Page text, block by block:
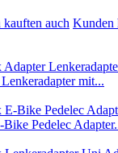
auch Kunden
mit...
Pedelec